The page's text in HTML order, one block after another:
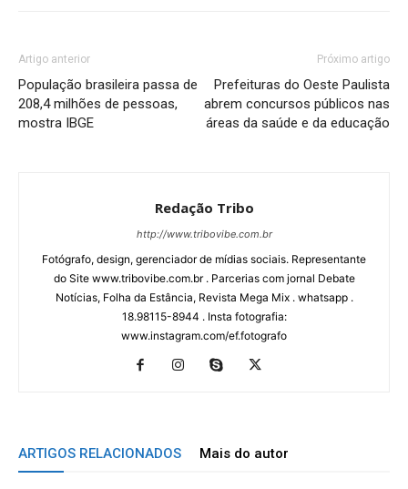
Artigo anterior
População brasileira passa de
208,4 milhões de pessoas,
mostra IBGE
Próximo artigo
Prefeituras do Oeste Paulista
abrem concursos públicos nas
áreas da saúde e da educação
Redação Tribo
http://www.tribovibe.com.br
Fotógrafo, design, gerenciador de mídias sociais. Representante
do Site www.tribovibe.com.br . Parcerias com jornal Debate
Notícias, Folha da Estância, Revista Mega Mix . whatsapp .
18.98115-8944 . Insta fotografia:
www.instagram.com/ef.fotografo
ARTIGOS RELACIONADOS Mais do autor